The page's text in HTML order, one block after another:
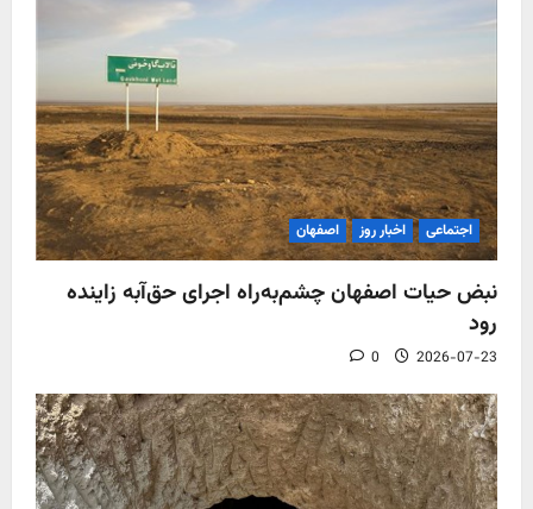
اجتماعی اخبار روز اصفهان
نبض حیات اصفهان چشم‌به‌راه اجرای حق‌آبه زاینده
رود
2026-07-23
0